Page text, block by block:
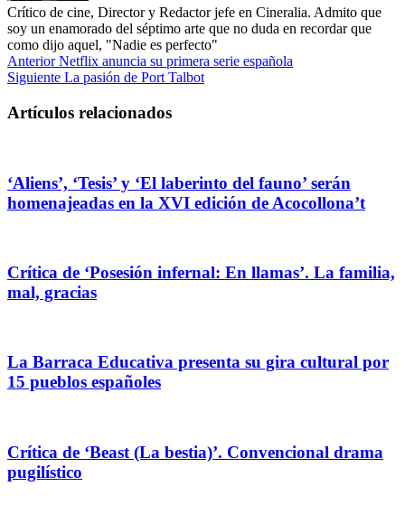
Crítico de cine, Director y Redactor jefe en Cineralia. Admito que
soy un enamorado del séptimo arte que no duda en recordar que
como dijo aquel, "Nadie es perfecto"
AnteriorNetflix anuncia su primera serie española
Siguiente La pasión de Port Talbot
Artículos relacionados
‘Aliens’, ‘Tesis’ y ‘El laberinto del fauno’ serán
homenajeadas en la XVI edición de Acocollona’t
Crítica de ‘Posesión infernal: En llamas’. La familia,
mal, gracias
La Barraca Educativa presenta su gira cultural por
15 pueblos españoles
Crítica de ‘Beast (La bestia)’. Convencional drama
pugilístico